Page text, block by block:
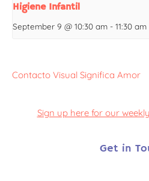
Higiene Infantil
September 9 @ 10:30 am - 11:30 am
Contacto Visual Significa Amor
Sign up here for our
Get in